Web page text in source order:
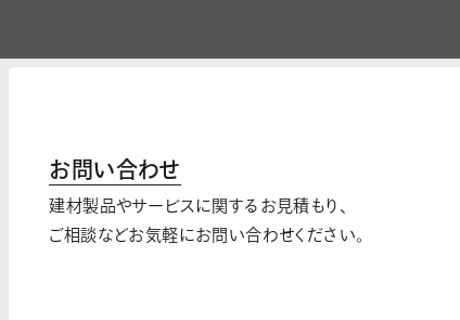
お問い合わせ
建材製品やサービスに関するお見積もり、
ご相談などお気軽にお問い合わせください。